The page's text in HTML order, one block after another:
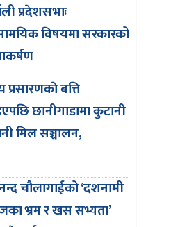
प्रदेशसभाः
विषयमा सरकारको
प्रसारणकाे बत्ति
छानीगाडामा कुटानी
मिल सञ्चालन,
चौलागाईको ‘दशनामी
भ्रम र खस सभ्यता’